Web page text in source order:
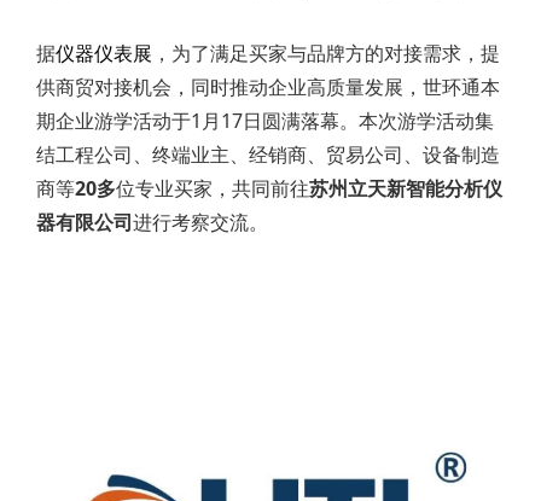
据仪器仪表展 ，为了满足买家与品牌方的对接需求，提
供商贸对接机会，同时推动企业高质量发展，世环通本
期企业游学活动于1月17日圆满落幕。本次游学活动集
结工程公司、终端业主、经销商、贸易公司、设备制造
商等20多位专业买家，共同前往苏州立天新智能分析仪
器有限公司进行考察交流。